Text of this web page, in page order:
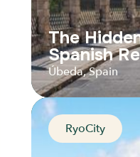
The
Spanish
Úbeda, Spain
RyoCity